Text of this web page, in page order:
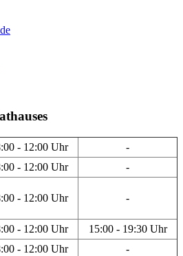
- 12:00 Uhr
-
- 12:00 Uhr -
- 12:00 Uhr -
- 12:00 Uhr
15:00 - 19:30 Uhr
- 12:00 Uhr -